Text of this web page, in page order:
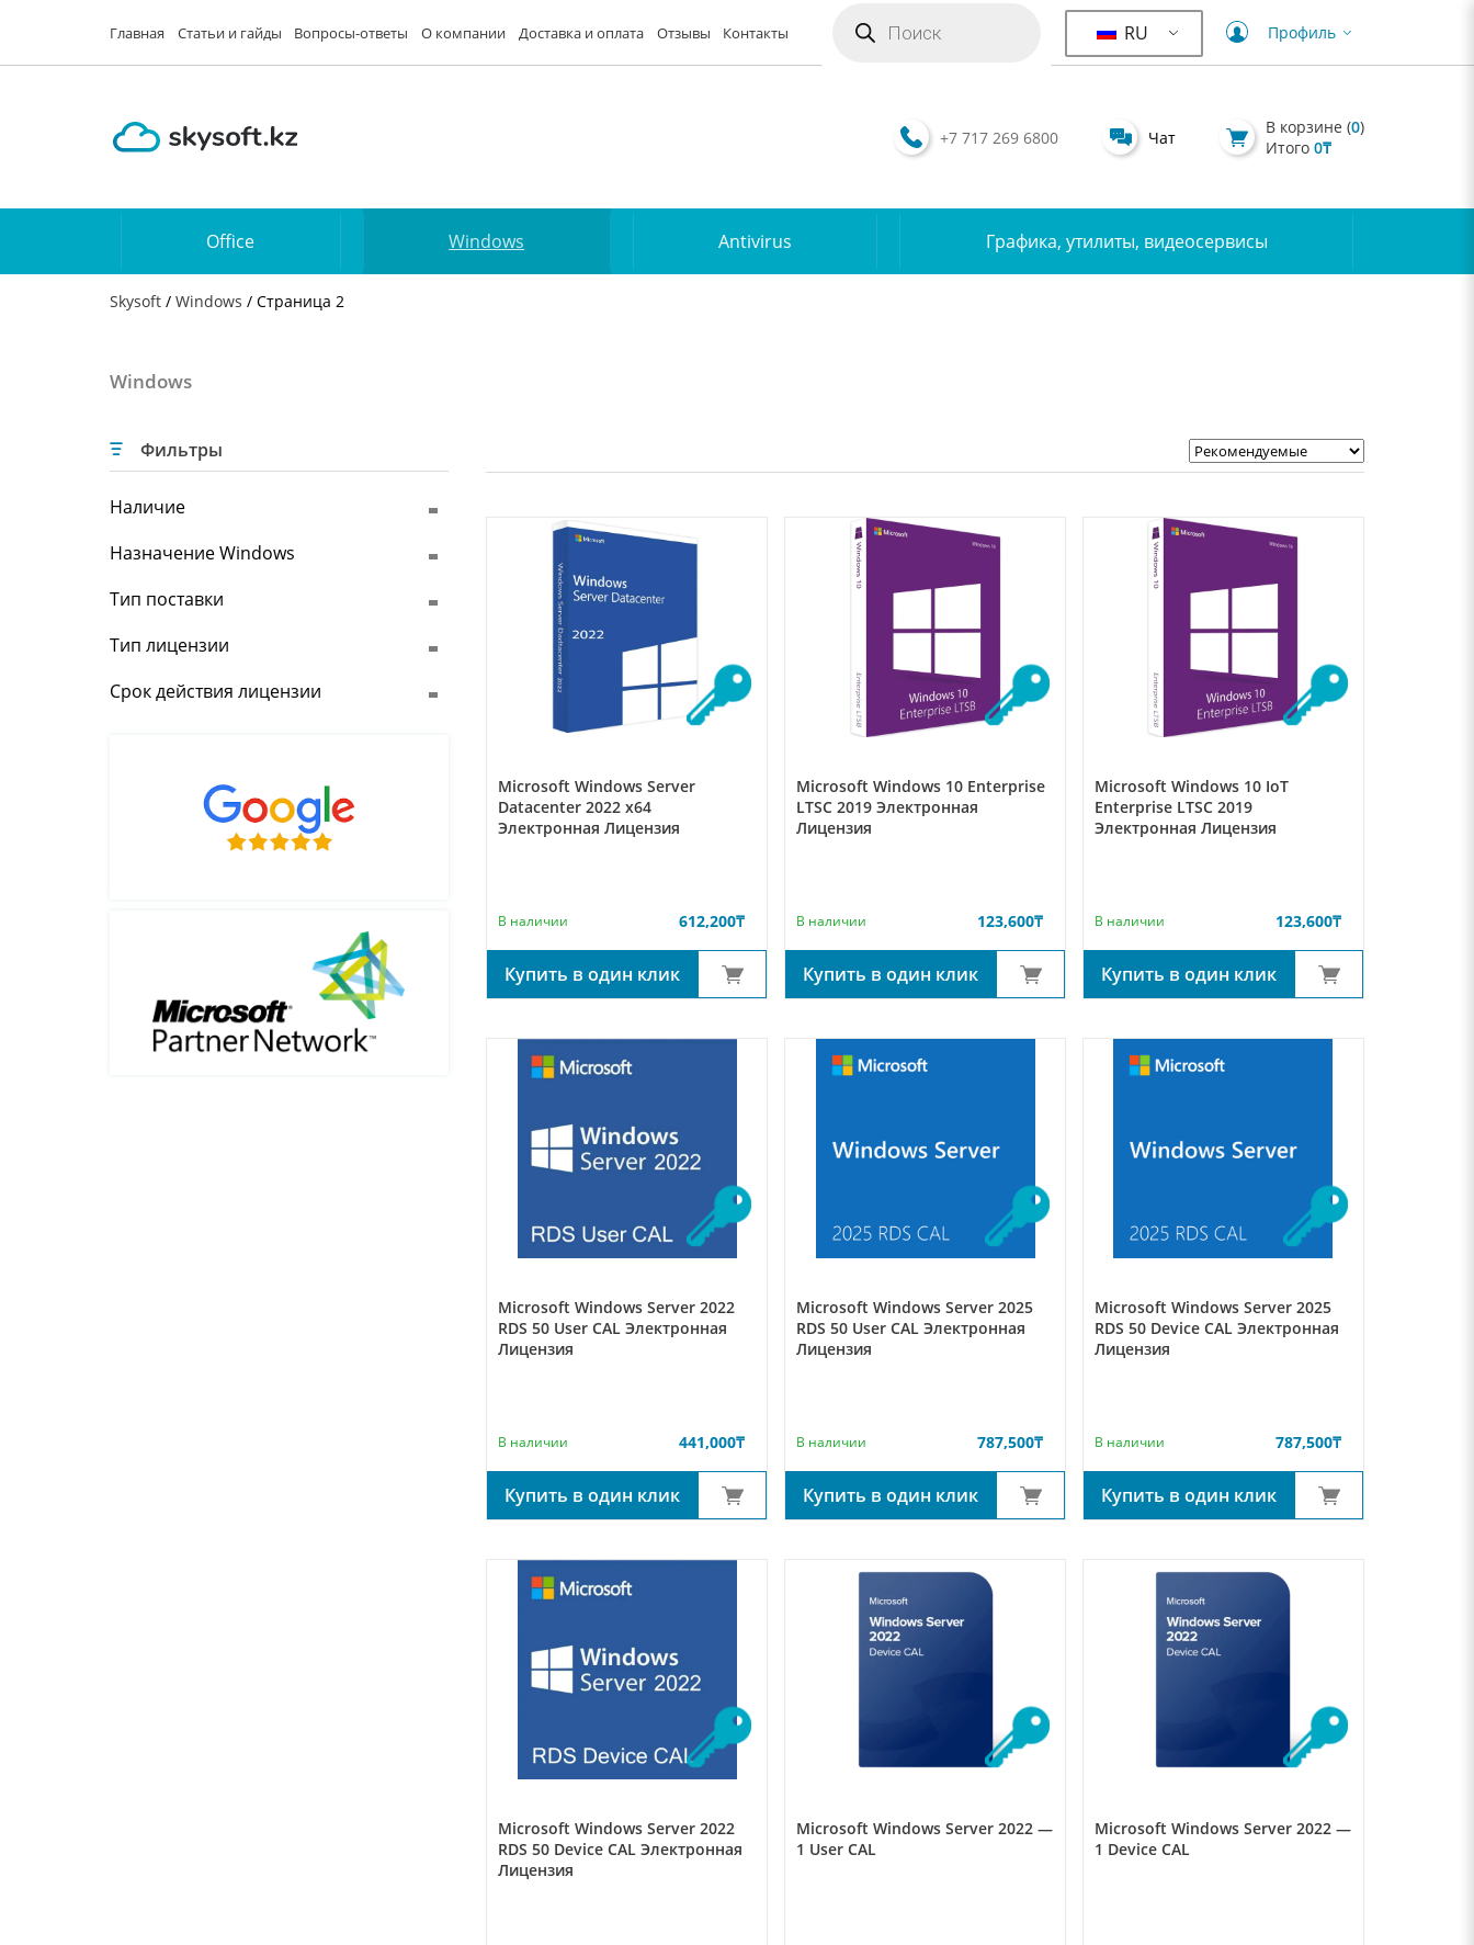
Главная Статьи и гайды Вопросы-ответы О компании Доставка и оплата Отзывы Контакты товаров RU Профиль
+7 717 269 6800 Чат В корзине (0)
Итого 0₸
Office Windows Antivirus Графика, утилиты, видеосервисы
Skysoft / Windows / Страница 2
Windows
Фильтры
Наличие
Назначение Windows
Тип поставки
Тип лицензии
Срок действия лицензии
Microsoft Windows Server
Datacenter 2022 x64
Электронная Лицензия
В наличии 612,200₸
Купить в один клик
Microsoft Windows 10 Enterprise
LTSC 2019 Электронная
Лицензия
В наличии 123,600₸
Купить в один клик
Microsoft Windows 10 IoT
Enterprise LTSC 2019
Электронная Лицензия
В наличии 123,600₸
Купить в один клик
Microsoft Windows Server 2022
RDS 50 User CAL Электронная
Лицензия
В наличии 441,000₸
Купить в один клик
Microsoft Windows Server 2025
RDS 50 User CAL Электронная
Лицензия
В наличии 787,500₸
Купить в один клик
Microsoft Windows Server 2025
RDS 50 Device CAL Электронная
Лицензия
В наличии 787,500₸
Купить в один клик
Microsoft Windows Server 2022
RDS 50 Device CAL Электронная
Лицензия
Microsoft Windows Server 2022 —
1 User CAL
Microsoft Windows Server 2022 —
1 Device CAL